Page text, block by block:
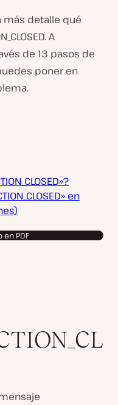
más detalle qué
A
de 13 pasos de
poner en
en
PDF